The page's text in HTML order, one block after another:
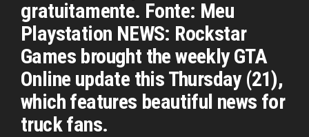
gratuitamente. Fonte: Meu
Playstation NEWS: Rockstar
Games brought the weekly GTA
Online update this Thursday (21),
which features beautiful news for
truck fans.